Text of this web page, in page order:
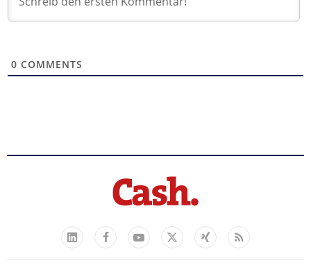
0 COMMENTS
LinkedIn
FacebookYouTube
X
Xing Feed